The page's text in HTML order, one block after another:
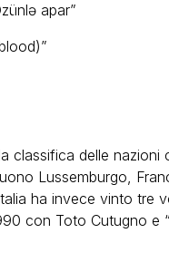
apar”
classifica delle nazioni
Lussemburgo,
ha invece vinto tre
con Toto Cutugno e